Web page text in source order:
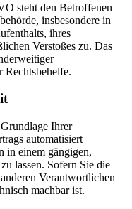
steht den Betroffenen
insbesondere in
ihres
Verstoßes zu. Das
Rechtsbehelfe.
Ihrer
automatisiert
in einem gängigen,
lassen. Sofern Sie die
Verantwortlichen
machbar ist.